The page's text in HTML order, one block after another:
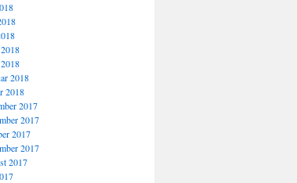
2018
2018
2017
2017
2017
2017
2017